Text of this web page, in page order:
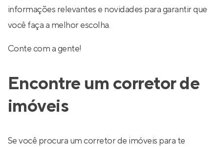
informações relevantes e novidades para garantir que
você faça a melhor escolha.
Conte com a gente!
Encontre um corretor de
imóveis
Se você procura um corretor de imóveis para te